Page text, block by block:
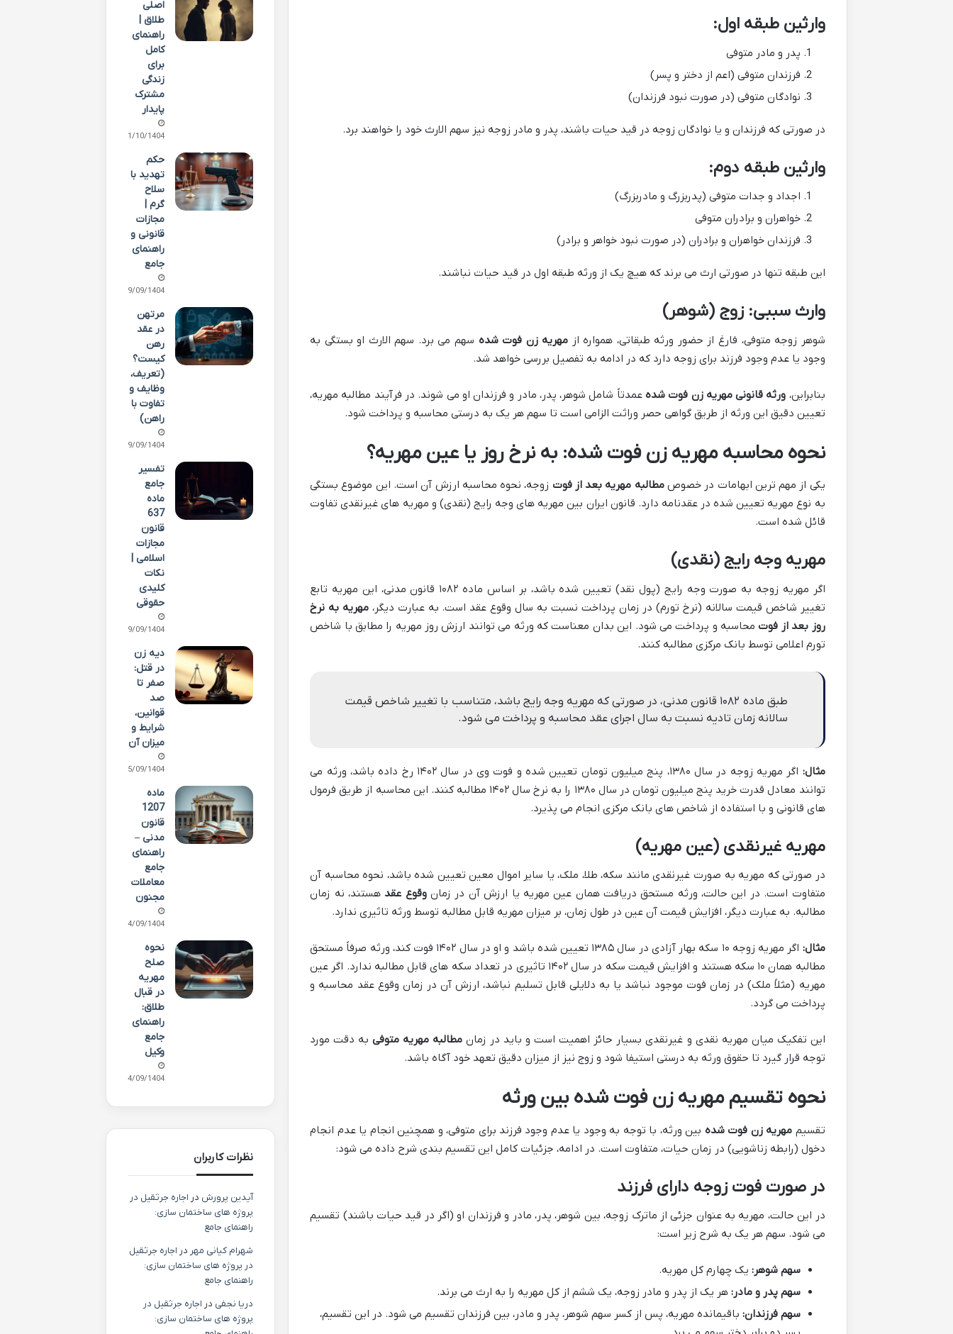
وارثین طبقه اول:
پدر و مادر متوفی
فرزندان متوفی (اعم از دختر و پسر)
نوادگان متوفی (در صورت نبود فرزندان)
در صورتی که فرزندان و یا نوادگان زوجه در قید حیات باشند، پدر و مادر زوجه نیز سهم الارث خود را خواهند برد.
وارثین طبقه دوم:
اجداد و جدات متوفی (پدربزرگ و مادربزرگ)
خواهران و برادران متوفی
فرزندان خواهران و برادران (در صورت نبود خواهر و برادر)
این طبقه تنها در صورتی ارث می برند که هیچ یک از ورثه طبقه اول در قید حیات نباشند.
وارث سببی: زوج (شوهر)
شوهر زوجه متوفی، فارغ از حضور ورثه طبقاتی، همواره از مهریه زن فوت شده سهم می برد. سهم الارث او بستگی به
وجود یا عدم وجود فرزند برای زوجه دارد که در ادامه به تفصیل بررسی خواهد شد.
بنابراین، ورثه قانونی مهریه زن فوت شده عمدتاً شامل شوهر، پدر، مادر و فرزندان او می شوند. در فرآیند مطالبه مهریه،
تعیین دقیق این ورثه از طریق گواهی حصر وراثت الزامی است تا سهم هر یک به درستی محاسبه و پرداخت شود.
نحوه محاسبه مهریه زن فوت شده: به نرخ روز یا عین مهریه؟
یکی از مهم ترین ابهامات در خصوصمطالبه مهریه بعد از فوت زوجه، نحوه محاسبه ارزش آن است. این موضوع بستگی
به نوع مهریه تعیین شده در عقدنامه دارد. قانون ایران بین مهریه های وجه رایج (نقدی) و مهریه های غیرنقدی تفاوت
قائل شده است.
مهریه وجه رایج (نقدی)
اگر مهریه زوجه به صورت وجه رایج (پول نقد) تعیین شده باشد، بر اساس ماده ۱۰۸۲ قانون مدنی، این مهریه تابع
تغییر شاخص قیمت سالانه (نرخ تورم) در زمان پرداخت نسبت به سال وقوع عقد است. به عبارت دیگر،مهریه به نرخ
روز بعد از فوت محاسبه و پرداخت می شود. این بدان معناست که ورثه می توانند ارزش روز مهریه را مطابق با شاخص
تورم اعلامی توسط بانک مرکزی مطالبه کنند.
طبق ماده ۱۰۸۲ قانون مدنی، در صورتی که مهریه وجه رایج باشد، متناسب با تغییر شاخص قیمت
سالانه زمان تادیه نسبت به سال اجرای عقد محاسبه و پرداخت می شود.
مثال:
اگر مهریه زوجه در سال ۱۳۸۰، پنج میلیون تومان تعیین شده و فوت وی در سال ۱۴۰۲ رخ داده باشد، ورثه می
توانند معادل قدرت خرید پنج میلیون تومان در سال ۱۳۸۰ را به نرخ سال ۱۴۰۲ مطالبه کنند. این محاسبه از طریق فرمول
های قانونی و با استفاده از شاخص های بانک مرکزی انجام می پذیرد.
مهریه غیرنقدی (عین مهریه)
در صورتی که مهریه به صورت غیرنقدی مانند سکه، طلا، ملک، یا سایر اموال معین تعیین شده باشد، نحوه محاسبه آن
متفاوت است. در این حالت، ورثه مستحق دریافت همان عین مهریه یا ارزش آن در زمانوقوع عقدهستند، نه زمان
مطالبه. به عبارت دیگر، افزایش قیمت آن عین در طول زمان، بر میزان مهریه قابل مطالبه توسط ورثه تاثیری ندارد.
مثال:
اگر مهریه زوجه ۱۰ سکه بهار آزادی در سال ۱۳۸۵ تعیین شده باشد و او در سال ۱۴۰۲ فوت کند، ورثه صرفاً مستحق
مطالبه همان ۱۰ سکه هستند و افزایش قیمت سکه در سال ۱۴۰۲ تاثیری در تعداد سکه های قابل مطالبه ندارد. اگر عین
مهریه (مثلاً ملک) در زمان فوت موجود نباشد یا به دلایلی قابل تسلیم نباشد، ارزش آن در زمان وقوع عقد محاسبه و
پرداخت می گردد.
این تفکیک میان مهریه نقدی و غیرنقدی بسیار حائز اهمیت است و باید در زمان مطالبه مهریه متوفیبه دقت مورد
توجه قرار گیرد تا حقوق ورثه به درستی استیفا شود و زوج نیز از میزان دقیق تعهد خود آگاه باشد.
نحوه تقسیم مهریه زن فوت شده بین ورثه
تقسیم مهریه زن فوت شده بین ورثه، با توجه به وجود یا عدم وجود فرزند برای متوفی، و همچنین انجام یا عدم انجام
دخول (رابطه زناشویی) در زمان حیات، متفاوت است. در ادامه، جزئیات کامل این تقسیم بندی شرح داده می شود:
در صورت فوت زوجه دارای فرزند
در این حالت، مهریه به عنوان جزئی از ماترک زوجه، بین شوهر، پدر، مادر و فرزندان او (اگر در قید حیات باشند) تقسیم
می شود. سهم هر یک به شرح زیر است:
سهم شوهر: یک چهارم کل مهریه.
سهم پدر و مادر: هر یک از پدر و مادر زوجه، یک ششم از کل مهریه را به ارث می برند.
سهم فرزندان: باقیمانده مهریه، پس از کسر سهم شوهر، پدر و مادر، بین فرزندان تقسیم می شود. در این تقسیم،
اصلی
طلاق |
راهنمای
کامل
برای
زندگی
مشترک
پایدار
01/10/1404
حکم
تهدید با
سلاح
گرم |
مجازات
قانونی و
راهنمای
جامع
29/09/1404
مرتهن
در عقد
رهن
کیست؟
(تعریف،
وظایف و
تفاوت با
راهن)
29/09/1404
تفسیر
جامع
ماده
637
قانون
مجازات
اسلامی |
نکات
کلیدی
حقوقی
29/09/1404
دیه زن
در قتل:
صفر تا
صد
قوانین،
شرایط و
میزان آن
25/09/1404
ماده
1207
قانون
مدنی –
راهنمای
جامع
معاملات
مجنون
24/09/1404
نحوه
صلح
مهریه
در قبال
طلاق:
راهنمای
جامع
وکیل
24/09/1404
نظرات کاربران
آیدین پرورش در اجاره جرثقیل در
پروژه های ساختمان سازی:
راهنمای جامع
شهرام کیانی مهر در اجاره جرثقیل
در پروژه های ساختمان سازی:
راهنمای جامع
دریا نجفی در اجاره جرثقیل در
پروژه های ساختمان سازی: